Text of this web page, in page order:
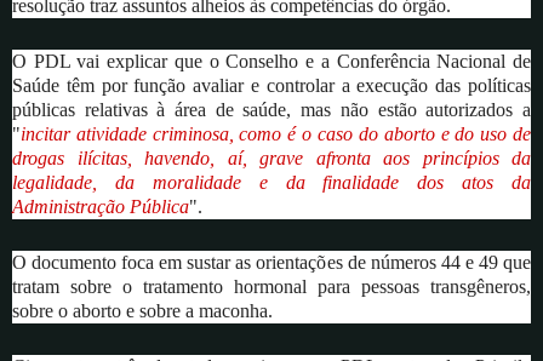
resolução traz assuntos alheios às competências do órgão.
O PDL vai explicar que o Conselho e a Conferência Nacional de
Saúde têm por função avaliar e controlar a execução das políticas
públicas relativas à área de saúde, mas não estão autorizados a
"incitar atividade criminosa, como é o caso do aborto e do uso de
drogas ilícitas, havendo, aí, grave afronta aos princípios da
legalidade, da moralidade e da finalidade dos atos da
Administração Pública".
O documento foca em sustar as orientações de números 44 e 49 que
tratam sobre o tratamento hormonal para pessoas transgêneros,
sobre o aborto e sobre a maconha.